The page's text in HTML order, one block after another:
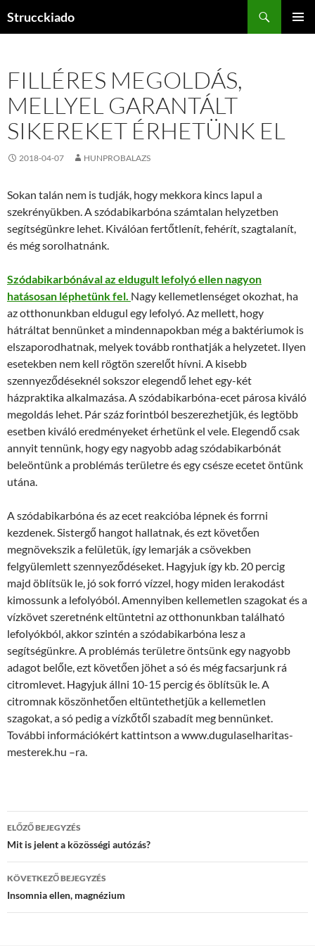
Strucckiado
FILLÉRES MEGOLDÁS,
MELLYEL GARANTÁLT
SIKEREKET ÉRHETÜNK EL
2018-04-07 HUNPROBALAZS
Sokan talán nem is tudják, hogy mekkora kincs lapul a
szekrényükben. A szódabikarbóna számtalan helyzetben
segítségünkre lehet. Kiválóan fertőtlenít, fehérít, szagtalanít,
és még sorolhatnánk.
Szódabikarbónával az eldugult lefolyó ellen nagyon
hatásosan léphetünk fel. Nagy kellemetlenséget okozhat, ha
az otthonunkban eldugul egy lefolyó. Az mellett, hogy
hátráltat bennünket a mindennapokban még a baktériumok is
elszaporodhatnak, melyek tovább ronthatják a helyzetet. Ilyen
esetekben nem kell rögtön szerelőt hívni. A kisebb
szennyeződéseknél sokszor elegendő lehet egy-két
házpraktika alkalmazása. A szódabikarbóna-ecet párosa kiváló
megoldás lehet. Pár száz forintból beszerezhetjük, és legtöbb
esetben kiváló eredményeket érhetünk el vele. Elegendő csak
annyit tennünk, hogy egy nagyobb adag szódabikarbónát
beleöntünk a problémás területre és egy csésze ecetet öntünk
utána.
A szódabikarbóna és az ecet reakcióba lépnek és forrni
kezdenek. Sistergő hangot hallatnak, és ezt követően
megnövekszik a felületük, így lemarják a csövekben
felgyülemlett szennyeződéseket. Hagyjuk így kb. 20 percig
majd öblítsük le, jó sok forró vízzel, hogy miden lerakodást
kimossunk a lefolyóból. Amennyiben kellemetlen szagokat és a
vízkövet szeretnénk eltüntetni az otthonunkban található
lefolyókból, akkor szintén a szódabikarbóna lesz a
segítségünkre. A problémás területre öntsünk egy nagyobb
adagot belőle, ezt követően jöhet a só és még facsarjunk rá
citromlevet. Hagyjuk állni 10-15 percig és öblítsük le. A
citromnak köszönhetően eltüntethetjük a kellemetlen
szagokat, a só pedig a vízkőtől szabadít meg bennünket.
További információkért kattintson a www.dugulaselharitas-
mesterek.hu –ra.
Bejegyzések
navigációja
ELŐZŐ BEJEGYZÉS
Mit is jelent a közösségi autózás?
KÖVETKEZŐ BEJEGYZÉS
Insomnia ellen, magnézium